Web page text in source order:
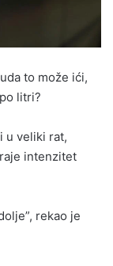
to može ići,
litri?
u veliki rat,
intenzitet
rekao je